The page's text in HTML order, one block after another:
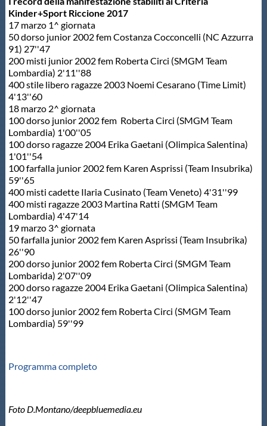
Kinder+Sport Riccione 2017
17 marzo 1^ giornata
50 dorso junior 2002 fem Costanza Cocconcelli (NC Azzurra
91) 27''47
200 misti junior 2002 fem Roberta Circi (SMGM Team
Lombardia) 2'11''88
400 stile libero ragazze 2003 Noemi Cesarano (Time Limit)
4'13''60
18 marzo 2^ giornata
100 dorso junior 2002 fem Roberta Circi (SMGM Team
Lombardia) 1'00''05
100 dorso ragazze 2004 Erika Gaetani (Olimpica Salentina)
1'01''54
100 farfalla junior 2002 fem Karen Asprissi (Team Insubrika)
59''65
400 misti cadette Ilaria Cusinato (Team Veneto) 4'31''99
400 misti ragazze 2003 Martina Ratti (SMGM Team
Lombardia) 4'47'14
19 marzo 3^ giornata
50 farfalla junior 2002 fem Karen Asprissi (Team Insubrika)
26''90
200 dorso junior 2002 fem Roberta Circi (SMGM Team
Lombarida) 2'07''09
200 dorso ragazze 2004 Erika Gaetani (Olimpica Salentina)
2'12''47
100 dorso junior 2002 fem Roberta Circi (SMGM Team
Lombardia) 59''99
Programma completo
Foto D.Montano/deepbluemedia.eu